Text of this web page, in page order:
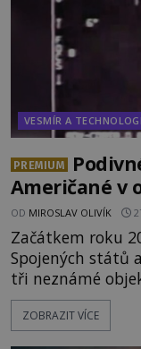
VESMÍR A
PREMIUM
Američané v
OD MIROSLAV OLIVÍK
Začátkem roku
Spojených států
tři neznámé
Do dnešních dnů
těles objeveny.
ZOBRAZIT VÍCE